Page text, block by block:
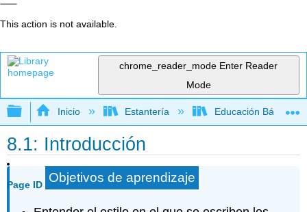
This action is not available.
chrome_reader_mode Enter Reader
Mode
Expandir/contraer jerarquía global
Inicio Estantería Educación Básica
8.1: Introducción
Page ID Objetivos de aprendizaje